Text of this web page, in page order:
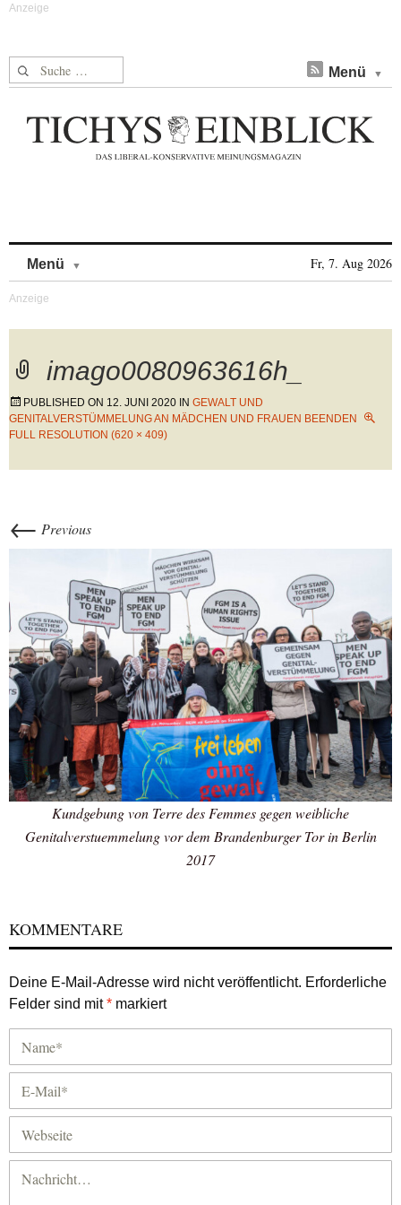
Suche nach: Menü
Menü Fr, 7. Aug 2026
imago0080963616h_
PUBLISHED ON 12. JUNI 2020 IN GEWALT UND
GENITALVERSTÜMMELUNG AN MÄDCHEN UND FRAUEN BEENDEN
FULL RESOLUTION (620 × 409)
← Previous
Kundgebung von Terre des Femmes gegen weibliche
Genitalverstuemmelung vor dem Brandenburger Tor in Berlin
2017
KOMMENTARE
Deine E-Mail-Adresse wird nicht veröffentlicht. Erforderliche
Felder sind mit* markiert